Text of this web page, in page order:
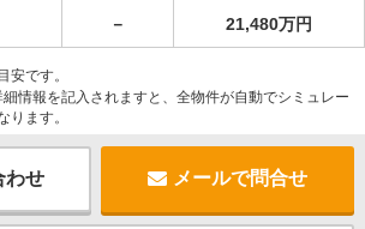
－ 21,480万円
です。
情報を記入されますと、全物件が自動でシミュレー
ります。
わせ メールで問合せ